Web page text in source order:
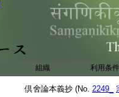
組織 利用条件
倶舍論本義抄 (No. 2249_
T2249_.63.0315c21: 不同
T2249_.63.0315c22:重
T2249_.63.0315c23: 外道
云
T2249_.63.0315c25:生 一
T2249_.63.0315c26: 彼
T2249_.63.0315c27:以